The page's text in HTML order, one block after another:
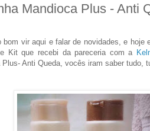
Mandioca Plus - Anti
bom vir aqui e falar de novidades, e hoje
Kit que recebi da pareceria com a
Plus- Anti Queda, vocês iram saber tudo,